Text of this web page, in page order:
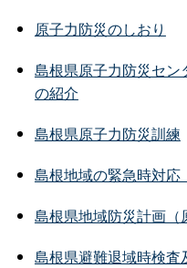
原子力防災のしおり
島根県原子力防災セン
の紹介
島根県原子力防災訓練
島根地域の緊急時対応
島根県地域防災計画（
島根県避難退域時検